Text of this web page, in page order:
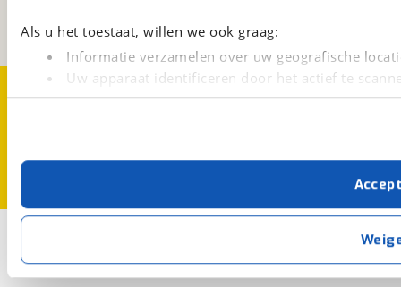
Als u het toestaat, willen we ook graag:
Informatie verzamelen over uw geografische
Uw apparaat identificeren door het actief te
Lees meer over hoe uw persoonlijke gegevens worden
Met cookies en vergelijkbare technieken zorgen we
cookies zorgen ervoor dat de website goed werkt.
verbeteren. We tonen je graag relevante advertenties
buiten onze website volgt – uiteraard op
. Als je weigert, plaatsen we alleen
kun je later altijd aanpassen via devoorkeurenpagina.
Cortina Bruin U4 Transport
BOVAG
Over viaBOVAG.nl Disclaimer- en Privacyverklaring
CookievoorkeurenVacatures